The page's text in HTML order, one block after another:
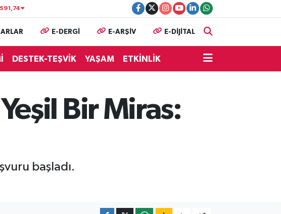
E-DERGİ E-ARŞİV E-DİJİTAL
DESTEK-TEŞVİK YAŞAM ETKİNLİK
Yeşil Bir Miras:
başladı.